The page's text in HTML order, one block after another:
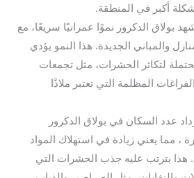
أكبر في المنطقة.
بولاق الدكرور نموًا عمرانيًا سريعًا، مع
والمباني الجديدة. هذا النمو يؤدي
لتكاثر الحشرات، مثل تجمعات
الفراغات المظلمة التي تعتبر ملاذًا
عدد السكان في بولاق الدكرور
، مما يعني زيادة في استهلاك المواد
هذا يترتب عليه جذب الحشرات التي